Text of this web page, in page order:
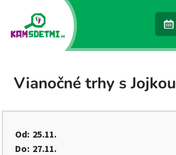
Vianočné trhy s Jojkou
Od: 25.11.
Do: 27.11.